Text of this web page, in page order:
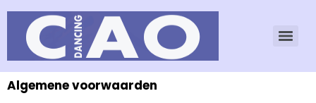
Algemene voorwaarden